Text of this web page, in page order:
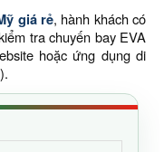
giá rẻ, hành khách có
tra chuyến bay EVA
hoặc ứng dụng di